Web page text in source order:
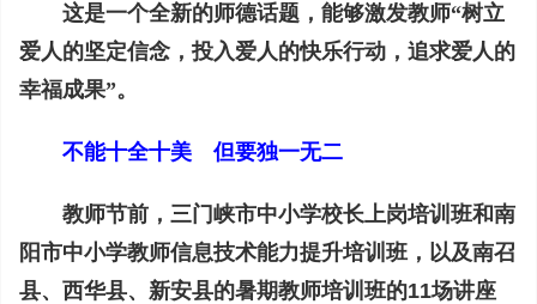
这是一个全新的师德话题，能够激发教师“树立
爱人的坚定信念，投入爱人的快乐行动，追求爱人的
幸福成果”。
不能十全十美 但要独一无二
教师节前，三门峡市中小学校长上岗培训班和南
阳市中小学教师信息技术能力提升培训班，以及南召
县、西华县、新安县的暑期教师培训班的11场讲座